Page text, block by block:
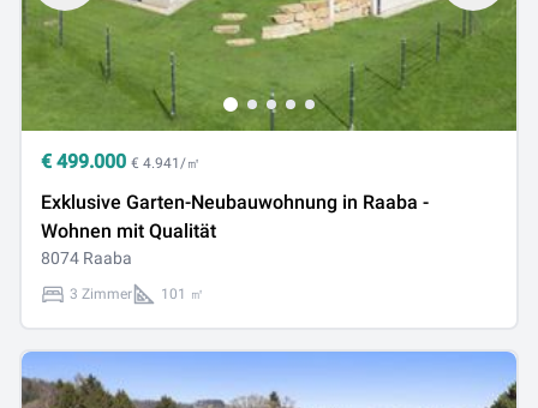
€ 499.000 € 4.941/㎡
Exklusive Garten-Neubauwohnung in Raaba -
Wohnen mit Qualität
8074 Raaba
3 Zimmer 101 ㎡